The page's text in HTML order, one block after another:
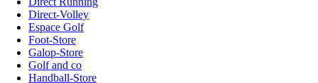
Direct-Volley
Espace Golf
Foot-Store
Galop-Store
Golf and co
Handball-Store